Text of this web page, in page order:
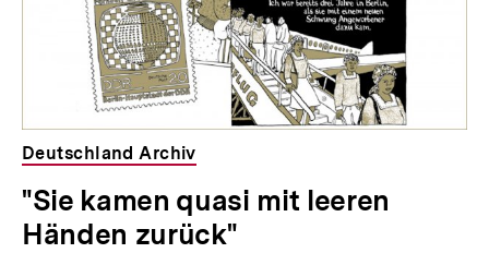
Deutschland Archiv
"Sie kamen quasi mit leeren
Händen zurück"